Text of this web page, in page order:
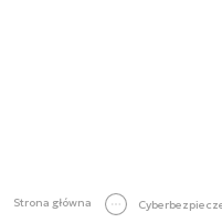
Strona główna